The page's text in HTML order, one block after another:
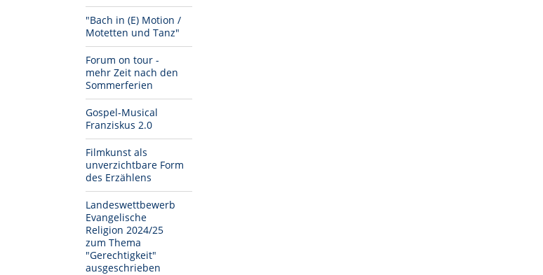
"Bach in (E) Motion /
Motetten und Tanz"
Forum on tour -
mehr Zeit nach den
Sommerferien
Gospel-Musical
Franziskus 2.0
Filmkunst als
unverzichtbare Form
des Erzählens
Landeswettbewerb
Evangelische
Religion 2024/25
zum Thema
"Gerechtigkeit"
ausgeschrieben